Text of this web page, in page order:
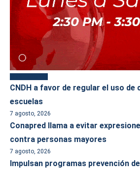
CNDH a favor de regular el uso de
escuelas
7 agosto, 2026
Conapred llama a evitar
contra personas mayores
7 agosto, 2026
Impulsan programas prevención